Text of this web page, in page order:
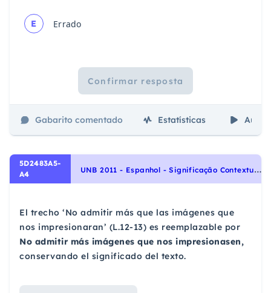
E Errado
Confirmar resposta
Gabarito comentado Estatísticas Aulas
5D2483A5-
A4
U
NB 2011 - Espanhol - Significação Contextual de Palavras e Expressões | Significacción Contextual de Palabras y Expresiones, Sinônimos | Sinónimo, Vocabulário | Vocabulario
El trecho ‘No admitir más que las imágenes que
nos impresionaran’ (L.12-13) es reemplazable por
No admitir más imágenes que nos impresionasen,
conservando el significado del texto.